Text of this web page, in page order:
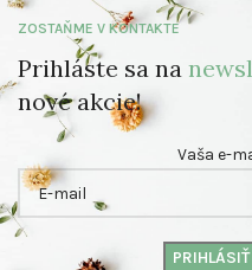
ZOSTAŇME V KONTAKTE
Prihláste sa na
nové akcie!
Vaša e-